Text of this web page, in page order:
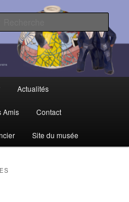
la Faïence de
Actualités
Amis Contact
Site du musée